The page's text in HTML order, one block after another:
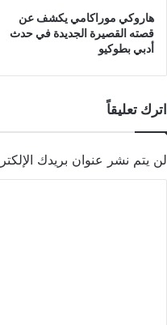
هاروكي موراكامي يكشف عن
قصته القصيرة الجديدة في حدث
أدبي بطوكيو
اترك تعليقاً
لن يتم نشر عنوان بريدك